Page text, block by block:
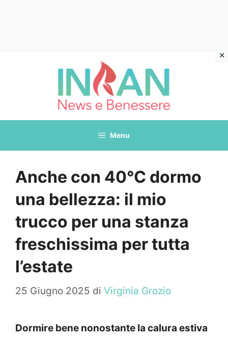
Menu
Anche con 40°C dormo
una bellezza: il mio
trucco per una stanza
freschissima per tutta
l’estate
25 Giugno 2025 di Virginia Grozio
Dormire bene nonostante la calura estiva